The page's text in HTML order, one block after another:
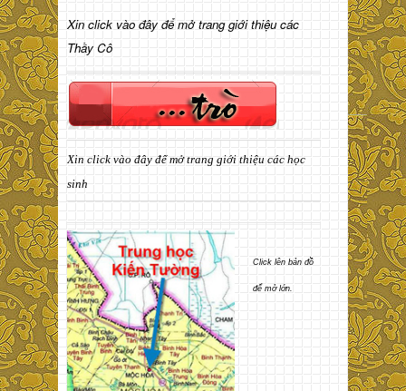
Xin click vào đây để mở trang giới thiệu các
Thầy Cô
Xin click vào đây để mở trang giới thiệu các học
sinh
Click lên bản đồ
để mở lớn.